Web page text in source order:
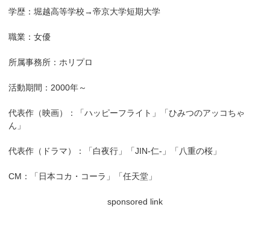
学歴：堀越高等学校→帝京大学短期大学
職業：女優
所属事務所：ホリプロ
活動期間：2000年～
代表作（映画）：「ハッピーフライト」「ひみつのアッコちゃ
ん」
代表作（ドラマ）：「白夜行」「JIN-仁-」「八重の桜」
CM：「日本コカ・コーラ」「任天堂」
sponsored link